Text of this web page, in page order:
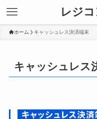
レジ
ホーム キャッシュレス決済端末
キャッシュレス